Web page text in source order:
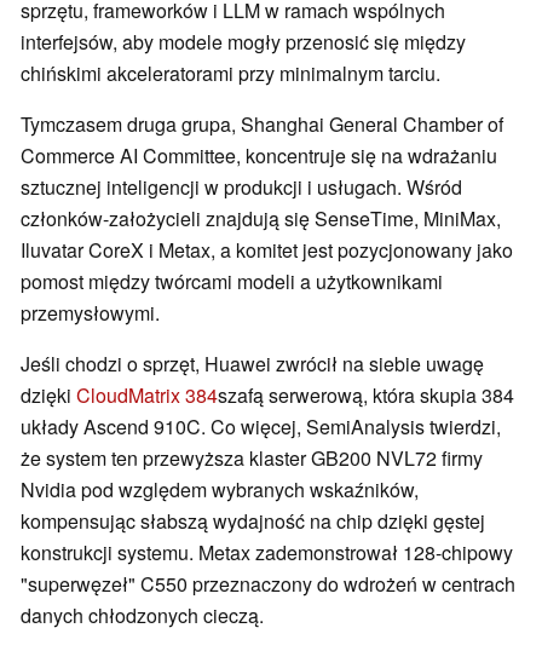
sprzętu, frameworków i LLM w ramach wspólnych
interfejsów, aby modele mogły przenosić się między
chińskimi akceleratorami przy minimalnym tarciu.
Tymczasem druga grupa, Shanghai General Chamber of
Commerce AI Committee, koncentruje się na wdrażaniu
sztucznej inteligencji w produkcji i usługach. Wśród
członków-założycieli znajdują się SenseTime, MiniMax,
Iluvatar CoreX i Metax, a komitet jest pozycjonowany jako
pomost między twórcami modeli a użytkownikami
przemysłowymi.
Jeśli chodzi o sprzęt, Huawei zwrócił na siebie uwagę
dzięki CloudMatrix 384szafą serwerową, która skupia 384
układy Ascend 910C. Co więcej, SemiAnalysis twierdzi,
że system ten przewyższa klaster GB200 NVL72 firmy
Nvidia pod względem wybranych wskaźników,
kompensując słabszą wydajność na chip dzięki gęstej
konstrukcji systemu. Metax zademonstrował 128-chipowy
"superwęzeł" C550 przeznaczony do wdrożeń w centrach
danych chłodzonych cieczą.